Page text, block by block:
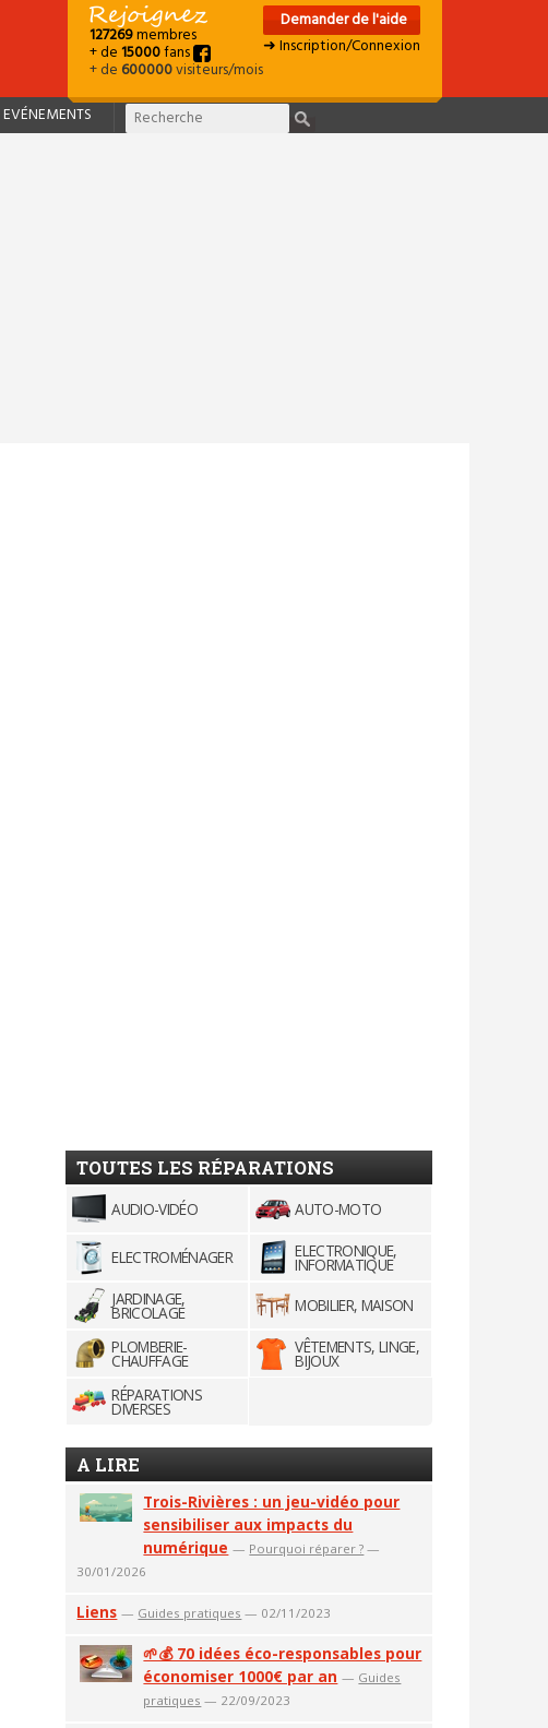
127269membres
+ de15000fans
+ de600000visiteurs/mois
Demander de l'aide
➜ Inscription/Connexion
EVÉNEMENTS
TOUTES LES RÉPARATIONS
AUDIO-VIDÉO AUTO-MOTO
ELECTROMÉNAGER ELECTRONIQUE,
INFORMATIQUE
JARDINAGE,
BRICOLAGE
MOBILIER, MAISON
PLOMBERIE-
CHAUFFAGE
VÊTEMENTS, LINGE,
BIJOUX
RÉPARATIONS
DIVERSES
A LIRE
Trois-Rivières : un jeu-vidéo pour
sensibiliser aux impacts du
numérique — Pourquoi réparer ? —
30/01/2026
Liens — Guides pratiques — 02/11/2023
🌱💰 70 idées éco-responsables pour
économiser 1000€ par an — Guides
pratiques — 22/09/2023